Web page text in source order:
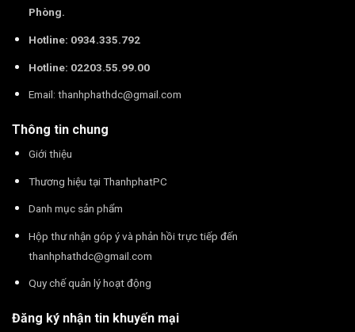
Phòng.
Hotline: 0934.335.792
Hotline: 02203.55.99.00
Email: thanhphathdc@gmail.com
Thông tin chung
Giới thiệu
Thương hiệu tại ThanhphatPC
Danh mục sản phẩm
Hộp thư nhận góp ý và phản hồi trực tiếp đến
thanhphathdc@gmail.com
Quy chế quản lý hoạt động
Đăng ký nhận tin khuyến mại